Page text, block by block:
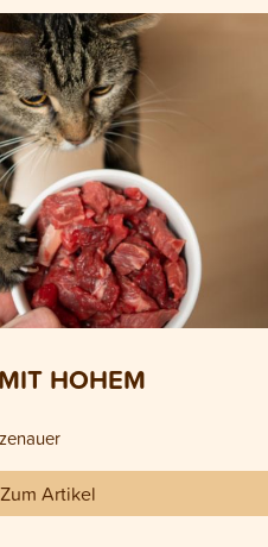
HOHEM
Zum Artikel